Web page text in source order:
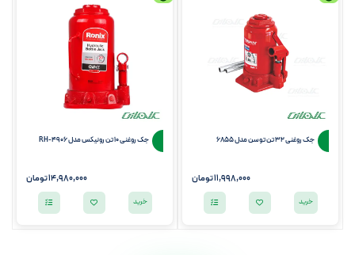
جک روغنی 32 تن توسن مدل 6855
11,998,000تومان
خرید
جک روغنی 10 تن رونیکس مدل RH-4906
14,980,000تومان
خرید